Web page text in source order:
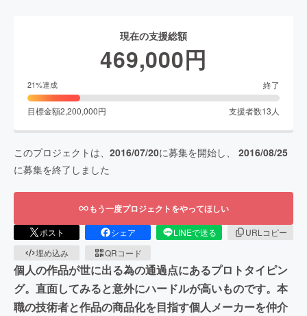
現在の支援総額
469,000円
21%達成 終了
目標金額2,200,000円 支援者数13 人
このプロジェクトは、 2016/07/20に募集を開始し、 2016/08/25
に募集を終了しました
もう一度プロジェクトをやってほしい
ポスト シェア LINEで送る
URLコピー
埋め込み
QRコード
個人の作品が世に出る為の通過点にあるプロトタイピン
グ。直面してみると意外にハードルが高いものです。本
職の技術者と作品の商品化を目指す個人メーカーを仲介